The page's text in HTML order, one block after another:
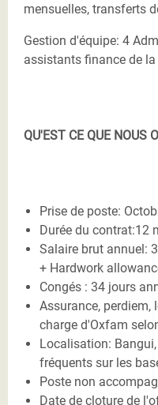
mensuelles, transferts
Gestion d'équipe: 4
assistants finance de la
QU'EST CE QUE NOUS
Prise de poste:
Durée du contrat:12
Salaire brut annuel:
+ Hardwork
Congés : 34 jours
Assurance, perdiem,
charge d'Oxfam
Localisation:
fréquents sur les
Poste non
Date de cloture de